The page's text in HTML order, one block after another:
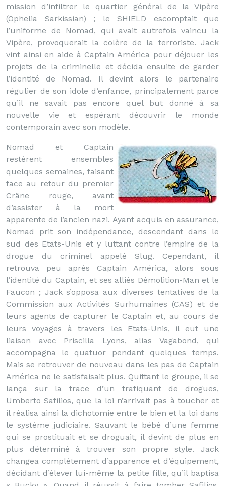
mission d’infiltrer le quartier général de la Vipère
(Ophelia Sarkissian) ; le SHIELD escomptait que
l’uniforme de Nomad, qui avait autrefois vaincu la
Vipère, provoquerait la colère de la terroriste. Jack
vint ainsi en aide à Captain América pour déjouer les
projets de la criminelle et décida ensuite de garder
l’identité de Nomad. Il devint alors le partenaire
régulier de son idole d’enfance, principalement parce
qu’il ne savait pas encore quel but donné à sa
nouvelle vie et espérant découvrir le monde
contemporain avec son modèle.
Nomad et Captain
restèrent ensembles
quelques semaines, faisant
face au retour du premier
Crâne rouge, avant
d’assister à la mort
apparente de l’ancien nazi. Ayant acquis en assurance,
Nomad prit son indépendance, descendant dans le
sud des Etats-Unis et y luttant contre l’empire de la
drogue du criminel appelé Slug. Cependant, il
retrouva peu après Captain América, alors sous
l’identité du Captain, et ses alliés Démolition-Man et le
Faucon ; Jack s’opposa aux diverses tentatives de la
Commission aux Activités Surhumaines (CAS) et de
leurs agents de capturer le Captain et, au cours de
leurs voyages à travers les Etats-Unis, il eut une
liaison avec Priscilla Lyons, alias Vagabond, qui
accompagna le quatuor pendant quelques temps.
Mais se retrouver de nouveau dans les pas de Captain
América ne le satisfaisait plus. Quittant le groupe, il se
lança sur la trace d’un trafiquant de drogues,
Umberto Safilios, que la loi n’arrivait pas à toucher et
il réalisa ainsi la dichotomie entre le bien et la loi dans
le système judiciaire. Sauvant le bébé d’une femme
qui se prostituait et se droguait, il devint de plus en
plus déterminé à trouver son propre style. Jack
changea complètement d’apparence et d’équipement,
décidant d’élever lui-même la petite fille, qu’il baptisa